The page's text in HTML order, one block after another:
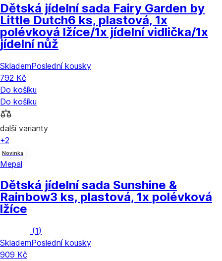
Dětská jídelní sada Fairy Garden by
Little Dutch6 ks, plastová, 1x
polévková lžíce/1x jídelní vidlička/1x
jídelní nůž
SklademPoslední kousky
792 Kč
Do košíku
Do košíku
další varianty
+2
Novinka
Mepal
Dětská jídelní sada Sunshine &
Rainbow3 ks, plastová, 1x polévková
lžíce
(1)
SklademPoslední kousky
909 Kč